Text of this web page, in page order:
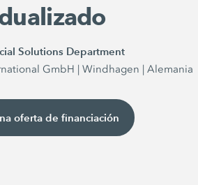
Solutions Department
GmbH | Windhagen | Alemania
oferta de financiación